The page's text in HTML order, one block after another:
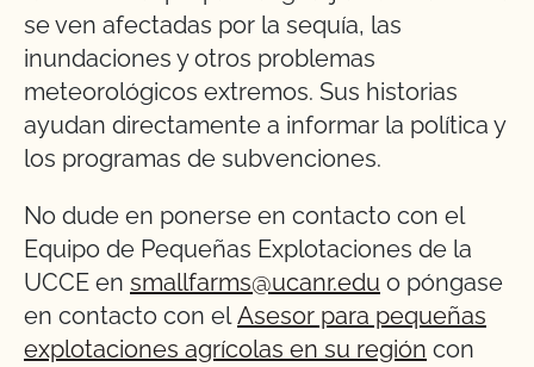
se ven afectadas por la sequía, las
inundaciones y otros problemas
meteorológicos extremos. Sus historias
ayudan directamente a informar la política y
los programas de subvenciones.
No dude en ponerse en contacto con el
Equipo de Pequeñas Explotaciones de la
UCCE en smallfarms@ucanr.edu o póngase
en contacto con elAsesor para pequeñas
explotaciones agrícolas en su región con